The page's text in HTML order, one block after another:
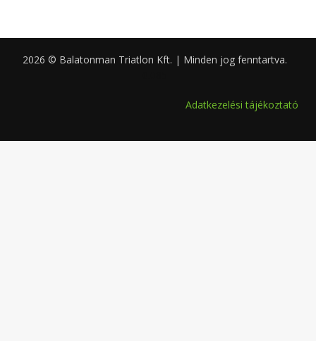
2026 © Balatonman Triatlon Kft. | Minden jog fenntartva.
Adatkezelési tájékoztató